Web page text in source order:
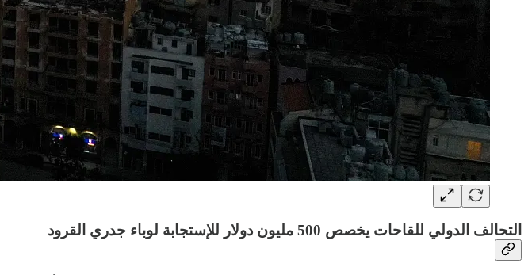
التحالف الدولي للقاحات يخصص 500 مليون دولار للإستجابة لوباء جدري القرود